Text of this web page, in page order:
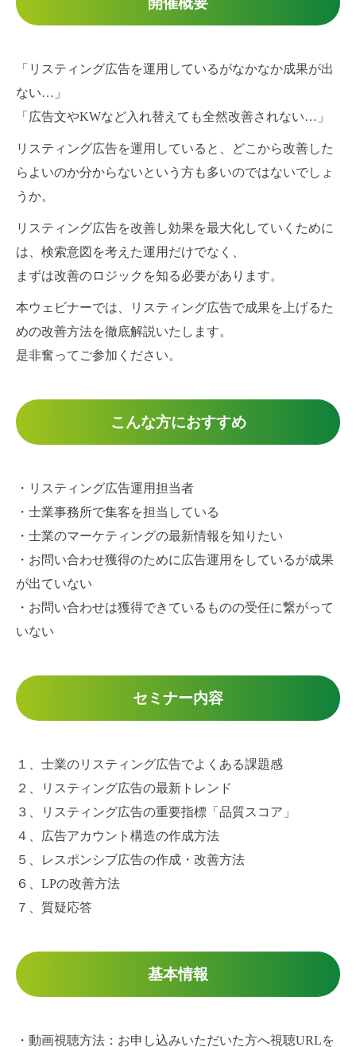
「リスティング広告を運用しているがなかなか成果が出
ない…」
「広告文やKWなど入れ替えても全然改善されない…」
リスティング広告を運用していると、どこから改善した
らよいのか分からないという方も多いのではないでしょ
うか。
リスティング広告を改善し効果を最大化していくために
は、検索意図を考えた運用だけでなく、
まずは改善のロジックを知る必要があります。
本ウェビナーでは、リスティング広告で成果を上げるた
めの改善方法を徹底解説いたします。
是非奮ってご参加ください。
こんな方におすすめ
・リスティング広告運用担当者
・士業事務所で集客を担当している
・士業のマーケティングの最新情報を知りたい
・お問い合わせ獲得のために広告運用をしているが成果
が出ていない
・お問い合わせは獲得できているものの受任に繋がって
いない
セミナー内容
１、士業のリスティング広告でよくある課題感
２、リスティング広告の最新トレンド
３、リスティング広告の重要指標「品質スコア」
４、広告アカウント構造の作成方法
５、レスポンシブ広告の作成・改善方法
６、LPの改善方法
７、質疑応答
基本情報
・動画視聴方法：お申し込みいただいた方へ視聴URLを